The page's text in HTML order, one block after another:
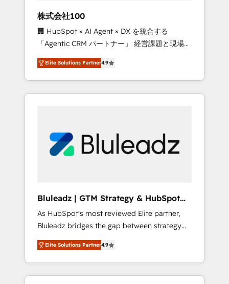
from any legacy CRM. Zero downtime, full
data integrity. ➤ Implementation: Configure
HubSpot to run your revenue process. Sales,
marketing, and service wired together. ➤ AI
and Integrations: Layer Breeze AI, custom
agents, and APIs to remove manual work. ➤
Ongoing Management: Monthly tune-ups,
portal? We are built for the work.
株式会社100
🏢 HubSpot × AI Agent × DX を統合する
「Agentic CRM パートナー」 経営課題と現場業
務をつなぐAIネイティブ・エージェンシーとし
て、HubSpot Eliteの実装力で顧客フロント業務
を再設計します。 💡 100inc は何をする会社
か？ HubSpotを共通基盤に、AIエージェントを
部・グループ会社・部門が分立する組織で、デ
ータと業務プロセスのサイロ化を、CRMを軸と
ら、GTMの見える化・自動化まで。全Hub統合
運用、データ品質設計、グループ横断のCRM統
合に対応します。 2️⃣ AIエージェント組織構築
営業・マーケティング業務の一部をAIが自律実
行する組織への移行を設計・実装。Breeze・
Claude等をHubSpotと連携させ、役割定義・運
用ルール・成果指標まで含めて設計します。 3️⃣
Elite Solutions Partner4.9
Bluleadz | GTM Strategy & HubSpot
Implementation
As HubSpot's most reviewed Elite partner,
Bluleadz bridges the gap between strategy
and execution. We don't just "set up tools" —
we install the GTM Operating System (GTM
OS) to align your leadership and engineer a
portal that drives predictable revenue
Elite Solutions Partner4.9